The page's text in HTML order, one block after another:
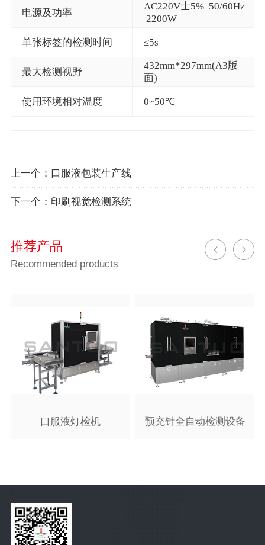
电源及功率
AC220V士5% 50/60Hz
2200W
单张标签的检测时间 ≤5s
最大检测视野
432mm*297mm(A3版
面)
使用环境相对温度 0~50℃
上一个： 口服液包装生产线
下一个： 印刷视觉检测系统
推荐产品
Recommended products
口服液灯检机 预充针全自动检测设备